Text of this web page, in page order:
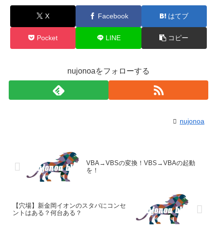
X Facebook はてブ
Pocket LINE コピー
nujonoaをフォローする
nujonoa
VBA→VBSの変換！VBS→VBAの起動
を！
【穴場】新金岡イオンのスタバにコンセ
ントはある？何台ある？